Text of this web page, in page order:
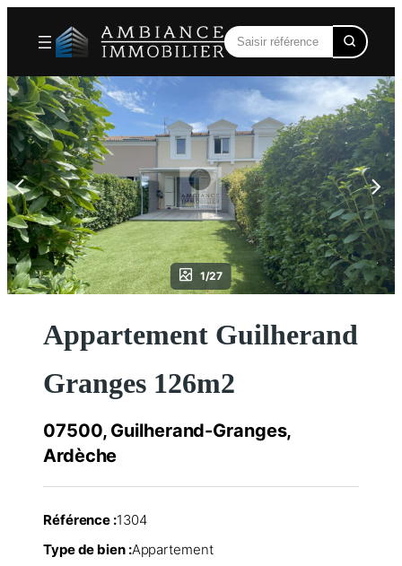
contenu
1/27
Appartement Guilherand
Granges 126m2
07500, Guilherand-Granges,
Ardèche
Référence :1304
Type de bien :Appartement